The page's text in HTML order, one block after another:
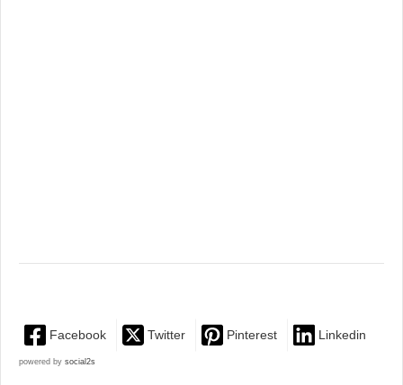
Facebook Twitter Pinterest Linkedin
powered by social2s